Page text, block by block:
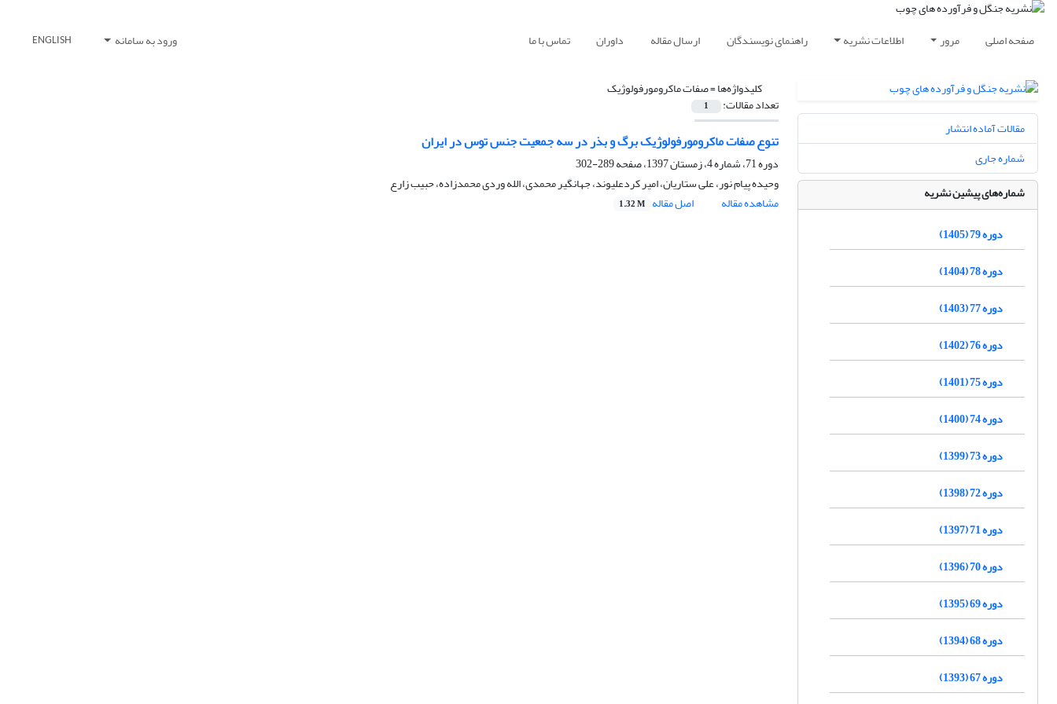
صفحه اصلی مرور اطلاعات نشریه راهنمای نویسندگان ارسال مقاله داوران تماس با ما ورود به سامانه ENGLISH
کلیدواژه‌ها =صفات ماکرومورفولوژیک
تعداد مقالات: 1
تنوع صفات ماکرومورفولوژیک برگ و بذر در سه جمعیت جنس توس در ایران
دوره 71، شماره 4، زمستان 1397، صفحه
289-302
وحیده پیام نور، علی ستاریان، امیر کردعلیوند، جهانگیر محمدی، الله وردی محمدزاده، حبیب زارع
مشاهده مقاله
اصل مقاله 1.32 M
مقالات آماده انتشار
شماره جاری
شماره‌های پیشین نشریه
دوره 79 (1405)
دوره 78 (1404)
دوره 77 (1403)
دوره 76 (1402)
دوره 75 (1401)
دوره 74 (1400)
دوره 73 (1399)
دوره 72 (1398)
دوره 71 (1397)
دوره 70 (1396)
دوره 69 (1395)
دوره 68 (1394)
دوره 67 (1393)